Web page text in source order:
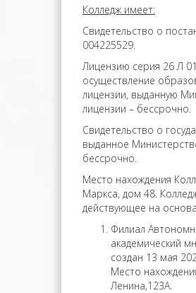
Колледж имеет:
Свидетельство о
004225529.
Лицензию серия 26 Л
осуществление
лицензии, выданную
лицензии – бессрочно.
Свидетельство о
выданное
бессрочно.
Место нахождения
Маркса, дом 48.
действующее на
Филиал
академический
создан 13 мая
Место
Ленина,123А.